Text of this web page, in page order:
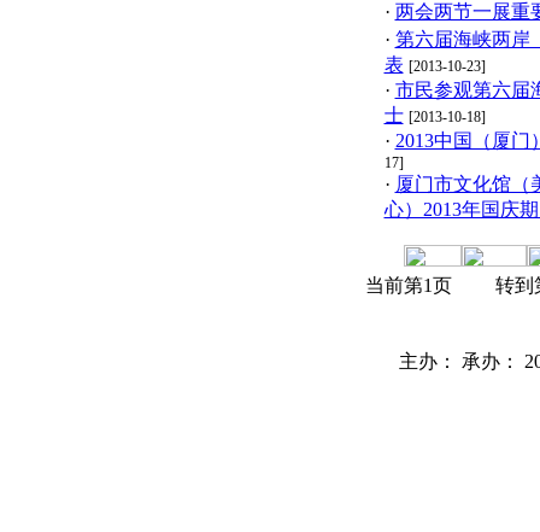
· 两会两节一展重
· 第六届海峡两岸
表 [2013-10-23]
· 市民参观第六届
士 [2013-10-18]
· 2013中国（厦门
17]
· 厦门市文化馆（
心）2013年国庆
当前第1页 转到
主办： 承办：